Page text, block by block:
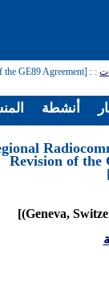
:
the GE89 Agreement
Revision of the
أنشطة